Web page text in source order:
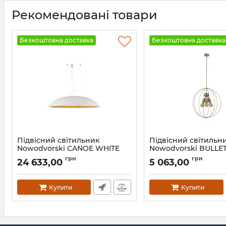
Рекомендовані товари
Безкоштовна доставка
Підвісний світильник
Nowodvorski CANOE WHITE
Артикул:7927
24 633,00 грн
Купити
Безкоштовна доставка
Підвісний
Nowodvorski
Артикул: 9061
5 063,00 грн
Купити